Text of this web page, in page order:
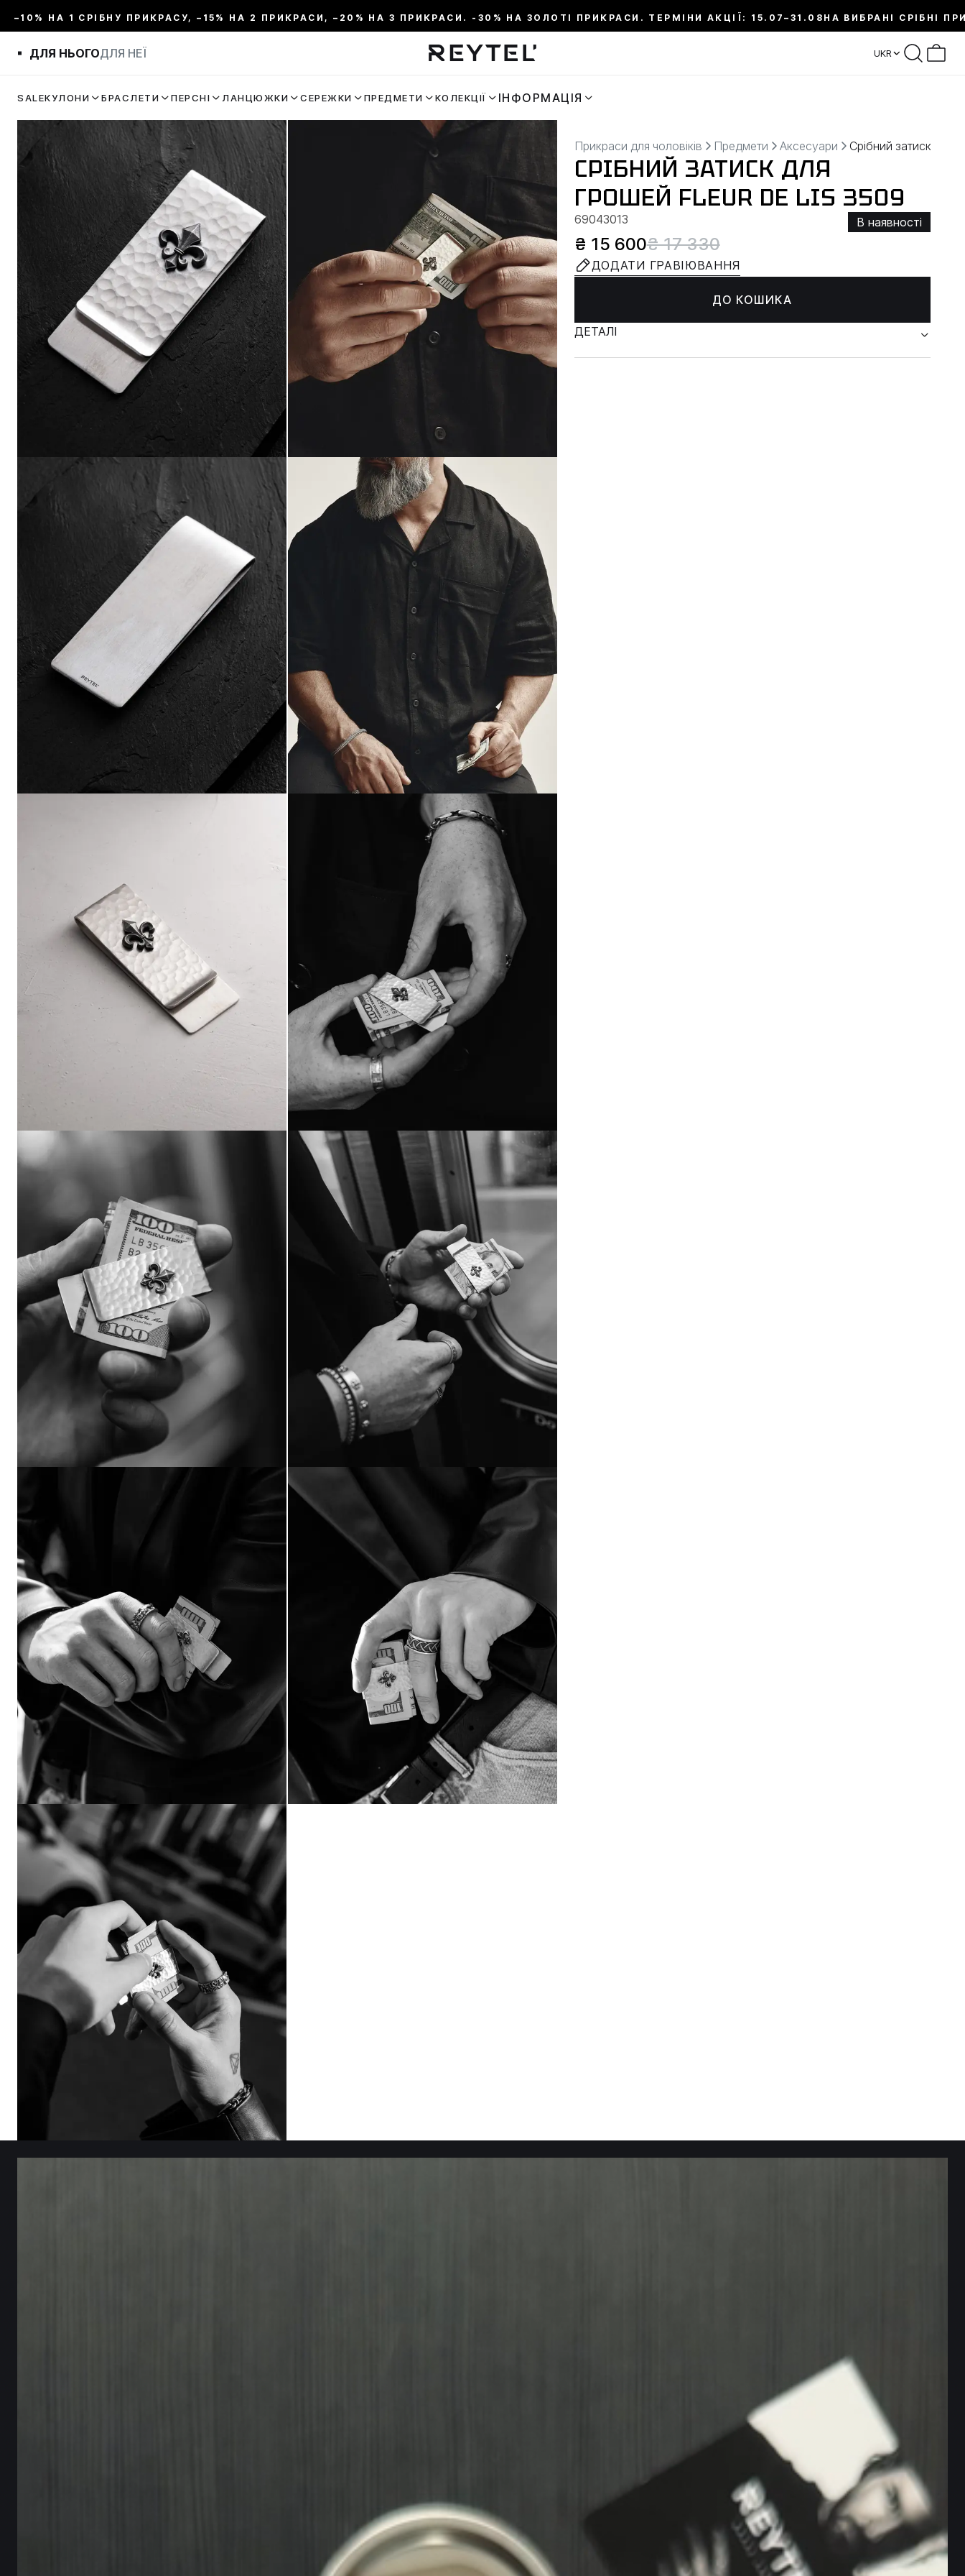
–10% НА 1 СРІБНУ ПРИКРАСУ, –15% НА 2 ПРИКРАСИ, –20% НА 3 ПРИКРАСИ. -30% НА ЗОЛОТІ ПРИКРАСИ. ТЕРМІНИ АКЦІЇ: 15.07–31.08 НА ВИБРАНІ СРІБНІ
ДЛЯ НЬОГОДЛЯ НЕЇ UKR
SALEКУЛОНИ БРАСЛЕТИ ПЕРСНІ ЛАНЦЮЖКИ СЕРЕЖКИ ПРЕДМЕТИ КОЛЕКЦІЇ ІНФОРМАЦІЯ
Прикраси для чоловіків Предмети Аксесуари Срібний затиск для
СРІБНИЙ ЗАТИСК ДЛЯ
ГРОШЕЙ FLEUR DE LIS 3509
69043013 В наявності
₴ 15 600₴ 17 330
ДОДАТИ ГРАВІЮВАННЯ
ДО КОШИКА
ДЕТАЛІ